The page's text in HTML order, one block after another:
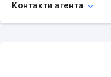
Контакти агента